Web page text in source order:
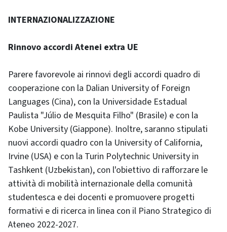
INTERNAZIONALIZZAZIONE
Rinnovo accordi Atenei extra UE
Parere favorevole ai rinnovi degli accordi quadro di
cooperazione con la Dalian University of Foreign
Languages (Cina), con la Universidade Estadual
Paulista "Júlio de Mesquita Filho" (Brasile) e con la
Kobe University (Giappone). Inoltre, saranno stipulati
nuovi accordi quadro con la University of California,
Irvine (USA) e con la Turin Polytechnic University in
Tashkent (Uzbekistan), con l'obiettivo di rafforzare le
attività di mobilità internazionale della comunità
studentesca e dei docenti e promuovere progetti
formativi e di ricerca in linea con il Piano Strategico di
Ateneo 2022-2027.